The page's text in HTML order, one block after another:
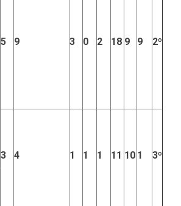
5 9 3 0 2 18 9 9 2º
3 4 1 1 1 11 10 1 3º